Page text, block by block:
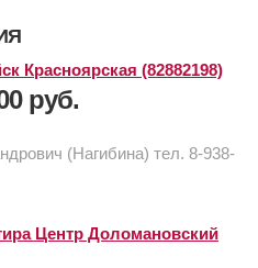
Красноярская (82882198)
руб.
(Нагибина) тел. 8-938-
Центр Доломановский